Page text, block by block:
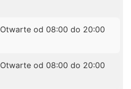
Otwarte od 08:00 do 20:00
Otwarte od 08:00 do 20:00